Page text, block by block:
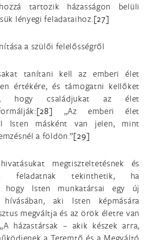
tartozik házasságon belüli
lényegi feladataihoz.[27]
a szülői felelősségről
tanítani kell az emberi élet
értékére, és támogatni kellőket
hogy családjukat az élet
[28] „Az emberi élet
Isten másként van jelen, mint
a földön.”[29]
megtiszteltetésnek és
feladatnak tekinthetik, ha
hogy Isten munkatársai egy új
aki Isten képmására
megváltja és az örök életre van
„A házastársak – akik készek arra,